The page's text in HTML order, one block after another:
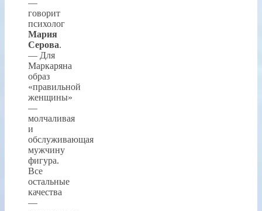
—
говорит
психолог
Мария
Серова.
— Для
Маркаряна
образ
«правильной
женщины»
—
молчаливая
и
обслуживающая
мужчину
фигура.
Все
остальные
качества
—